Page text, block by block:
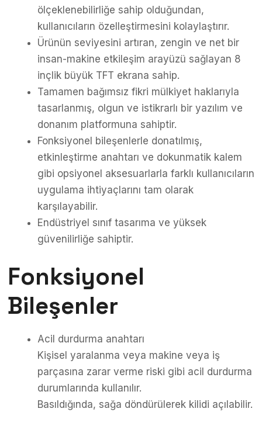
ölçeklenebilirliğe sahip olduğundan,
kullanıcıların özelleştirmesini kolaylaştırır.
Ürünün seviyesini artıran, zengin ve net bir
insan-makine etkileşim arayüzü sağlayan 8
inçlik büyük TFT ekrana sahip.
Tamamen bağımsız fikri mülkiyet haklarıyla
tasarlanmış, olgun ve istikrarlı bir yazılım ve
donanım platformuna sahiptir.
Fonksiyonel bileşenlerle donatılmış,
etkinleştirme anahtarı ve dokunmatik kalem
gibi opsiyonel aksesuarlarla farklı kullanıcıların
uygulama ihtiyaçlarını tam olarak
karşılayabilir.
Endüstriyel sınıf tasarıma ve yüksek
güvenilirliğe sahiptir.
Fonksiyonel
Bileşenler
Acil durdurma anahtarı
Kişisel yaralanma veya makine veya iş
parçasına zarar verme riski gibi acil durdurma
durumlarında kullanılır.
Basıldığında, sağa döndürülerek kilidi açılabilir.